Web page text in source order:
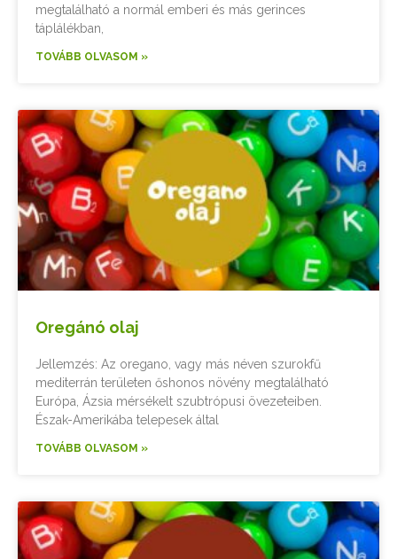
megtalálható a normál emberi és más gerinces
táplálékban,
TOVÁBB OLVASOM »
Oregánó olaj
Jellemzés: Az oregano, vagy más néven szurokfű
mediterrán területen őshonos növény megtalálható
Európa, Ázsia mérsékelt szubtrópusi övezeteiben.
Észak-Amerikába telepesek által
TOVÁBB OLVASOM »